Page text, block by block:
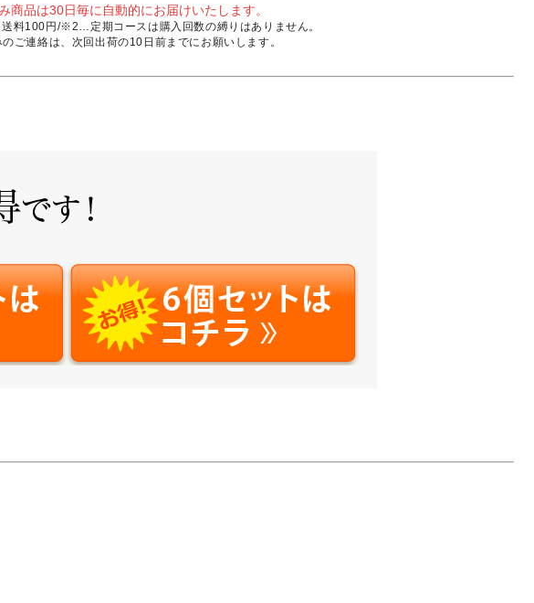
商品は30日毎に自動的にお届けいたします。
料100円/※2…定期コースは購入回数の縛りはありません。
ご連絡は、次回出荷の10日前までにお願いします。